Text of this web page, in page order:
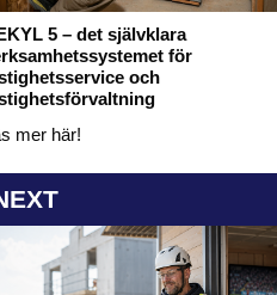
5 – det självklara
för
och
mer här!